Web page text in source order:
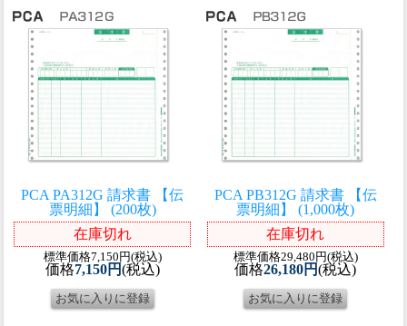
PCA PA312G 請求書 【伝
票明細】 (200枚)
在庫切れ
標準価格7,150円(税込)
価格7,150円(税込)
PCA PB312G 請求書 【伝
票明細】 (1,000枚)
在庫切れ
標準価格29,480円(税込)
価格26,180円(税込)